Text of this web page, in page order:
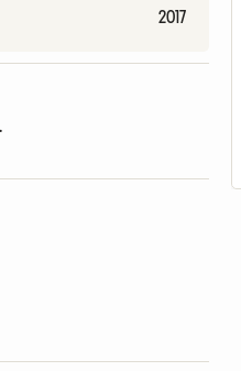
2017